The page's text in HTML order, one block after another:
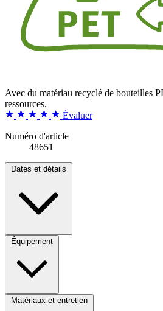
Avec du matériau recyclé de bouteilles
ressources.
Évaluer
Numéro d'article
48651
Dates et détails
Équipement
Matériaux et entretien